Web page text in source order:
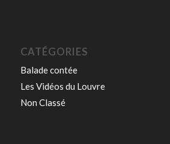
CATÉGORIES
Balade contée
Les Vidéos du Louvre
Non Classé